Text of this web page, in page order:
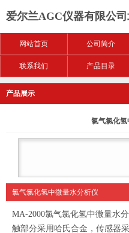
爱尔兰AGC仪器有限公
网站首页 公司简介
联系我们 产品目录
产品展示
氯气氯化
氯气氯化氢中微量水分析仪
MA-2000氯气氯化氢中微量水
触部分采用哈氏合金，传感器